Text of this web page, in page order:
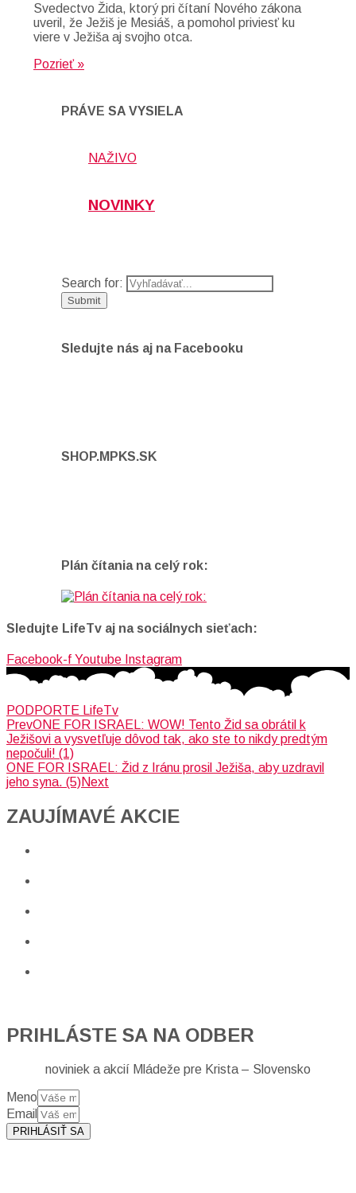
Svedectvo Žida, ktorý pri čítaní Nového zákona
uveril, že Ježiš je Mesiáš, a pomohol priviesť ku
viere v Ježiša aj svojho otca.
Pozrieť »
PRÁVE SA VYSIELA
NAŽIVO
NOVINKY
Search for:
Sledujte nás aj na Facebooku
SHOP.MPKS.SK
Plán čítania na celý rok:
Sledujte LifeTv aj na sociálnych sieťach:
Facebook-f Youtube Instagram
PODPORTE LifeTv
PrevONE FOR ISRAEL: WOW! Tento Žid sa obrátil k
Ježišovi a vysvetľuje dôvod tak, ako ste to nikdy predtým
nepočuli! (1)
ONE FOR ISRAEL: Žid z Iránu prosil Ježiša, aby uzdravil
jeho syna. (5)Next
ZAUJÍMAVÉ AKCIE​
PRIHLÁSTE SA NA ODBER
noviniek a akcií Mládeže pre Krista – Slovensko
Meno
Email
PRIHLÁSIŤ SA